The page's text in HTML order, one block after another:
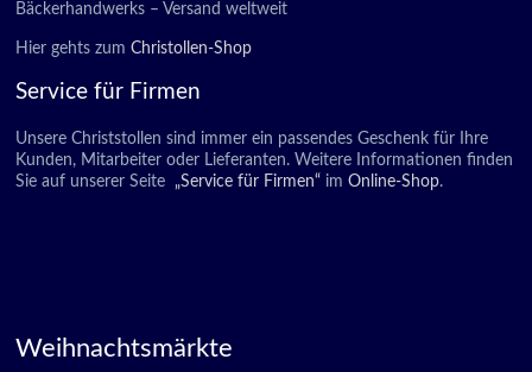
Bäckerhandwerks – Versand weltweit
Hier gehts zumChristollen-Shop
Service für Firmen
Unsere Christstollen sind immer ein passendes Geschenk für Ihre
Kunden, Mitarbeiter oder Lieferanten. Weitere Informationen finden
Sie auf unserer Seite
„Service für Firmen“ im Online-Shop.
Weihnachtsmärkte